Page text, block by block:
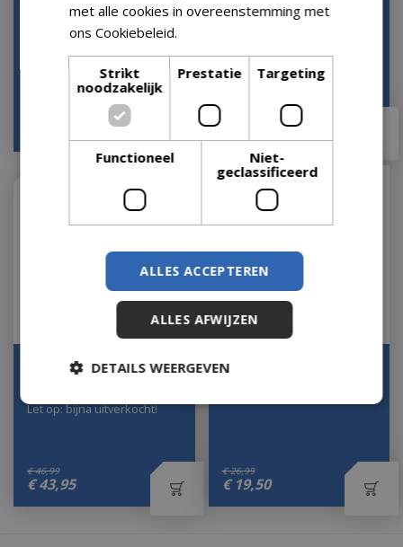
Vuurkorf ranger rvs
d38.1cm
Op voorraad
Bonfire staander gun dia
Op voorraad
Vuurschaal/korf
€ 46,99
€ 43,95
Let op: bijna uitverkocht!
Vuurkorf l34b35h57cm
€ 26,99
€ 19,50
met alle cookies in overeenstemming met
ons Cookiebeleid.
Strikt
noodzakelijk
Prestatie Targeting
Functioneel
Niet-
geclassificeerd
ALLES ACCEPTEREN
ALLES AFWIJZEN
DETAILS WEERGEVEN